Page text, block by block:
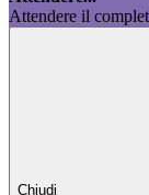
Attendere il
Chiudi